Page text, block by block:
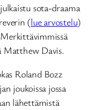
sota-draama
(lue arvostelu)
Matthew Davis.
Roland Bozz
joukoissa jossa
lähettämistä